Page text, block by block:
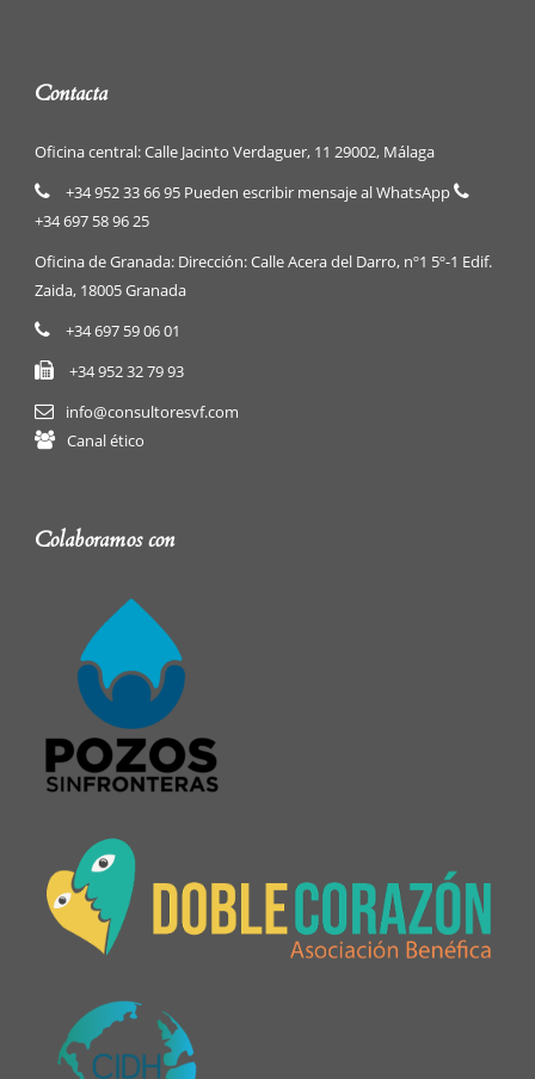
Contacta
Oficina central: Calle Jacinto Verdaguer, 11 29002, Málaga
+34 952 33 66 95 Pueden escribir mensaje al WhatsApp
+34 697 58 96 25
Oficina de Granada: Dirección: Calle Acera del Darro, nº1 5º-1 Edif.
Zaida, 18005 Granada
+34 697 59 06 01
+34 952 32 79 93
info@consultoresvf.com
Canal ético
Colaboramos con